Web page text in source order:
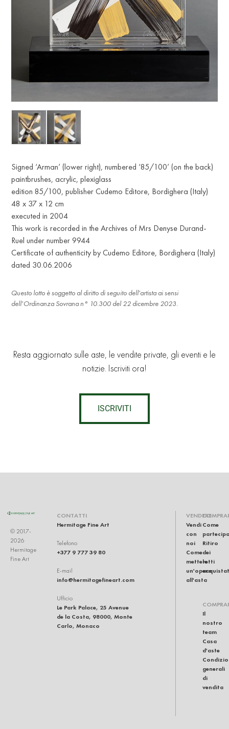
Signed ‘Arman’ (lower right), numbered ‘85/100’ (on the back)
paintbrushes, acrylic, plexiglass
edition 85/100, publisher Cudemo Editore, Bordighera (Italy)
48 x 37 x 12 cm
executed in 2004
This work is recorded in the Archives of Mrs Denyse Durand-
Ruel under number 9944
Certificate of authenticity by Cudemo Editore, Bordighera (Italy)
dated 30.06.2006
Questo lotto è soggetto al diritto di seguito dell'artista ai sensi
dell'Ordinanza Sovrana n° 10.300 del 22 dicembre 2023.
Resta aggiornato sulle aste, le vendite private, gli eventi e le
notizie. Iscriviti ora!
ISCRIVITI
© 2017-
2026
Hermitage
Fine Art
CONTATTI
Hermitage Fine Art
Telefono
+377 9 777 39 80
E-mail
info@hermitagefineart.com
Ufficio
Le Park Palace, 25 Avenue
de la Costa, 98000, Monte
Carlo, Monaco
VENDERE
Vendi
con
noi
Come
mettere
un'opera
all'asta
Come
Ritiro
dei
lotti
Il
nostro
team
Casa
d'aste
generali
di
vendita